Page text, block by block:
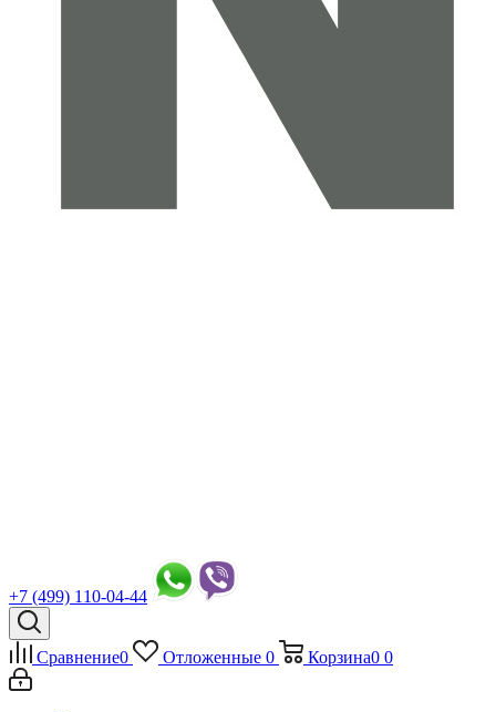
+7 (499) 110-04-44
Сравнение0 Отложенные 0 Корзина0 0